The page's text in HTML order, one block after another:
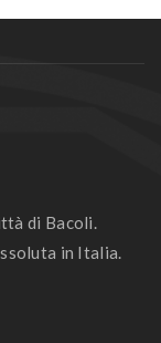
di Bacoli.
in Italia.